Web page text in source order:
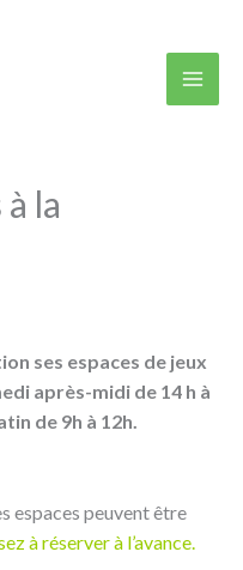
la
ses espaces de jeux
après-midi de 14 h à
de 9h à 12h.
espaces peuvent être
à réserver à l’avance.